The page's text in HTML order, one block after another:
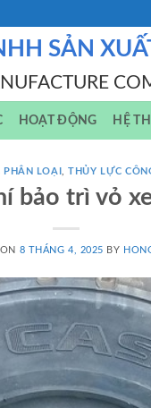
SẢN
HOẠT ĐỘNG HỆ
LOẠI ,THỦY LỰC
bảo trì vỏ
8 THÁNG 4, 2025 BY